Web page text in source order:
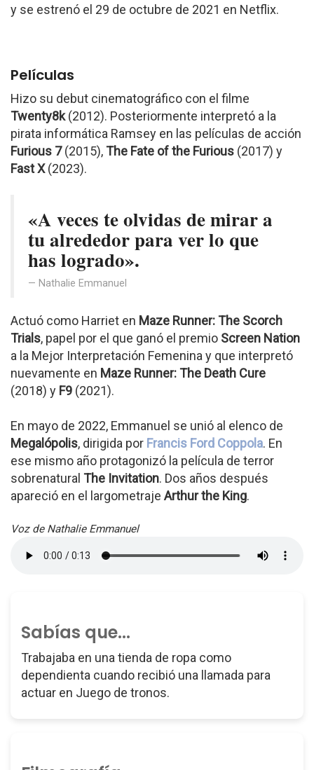
y se estrenó el 29 de octubre de 2021 en Netflix.
Películas
Hizo su debut cinematográfico con el filme
Twenty8k(2012). Posteriormente interpretó a la
pirata informática Ramsey en las películas de acción
Furious 7(2015), The Fate of the Furious (2017) y
Fast X(2023).
«A veces te olvidas de mirar a
tu alrededor para ver lo que
has logrado».
Nathalie Emmanuel
Actuó como Harriet en Maze Runner: The Scorch
Trials, papel por el que ganó el premio Screen Nation
a la Mejor Interpretación Femenina y que interpretó
nuevamente en Maze Runner: The Death Cure
(2018) y F9 (2021).
En mayo de 2022, Emmanuel se unió al elenco de
Megalópolis, dirigida por Francis Ford Coppola. En
ese mismo año protagonizó la película de terror
sobrenatural The Invitation. Dos años después
apareció en el largometraje Arthur the King.
Voz de Nathalie Emmanuel
Sabías que...
Trabajaba en una tienda de ropa como
dependienta cuando recibió una llamada para
actuar en Juego de tronos.